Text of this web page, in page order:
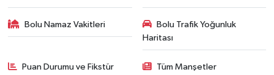
Bolu Namaz Vakitleri
Bolu Trafik Yoğunluk
Haritası
Puan Durumu ve Fikstür Tüm Manşetler